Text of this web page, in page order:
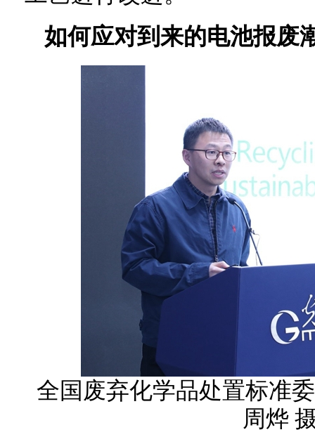
如何应对到来的电池报废
全国废弃化学品处置标准
周烨